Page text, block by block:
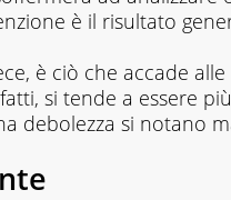
è il risultato
è ciò che accade
si tende a essere
debolezza si notano